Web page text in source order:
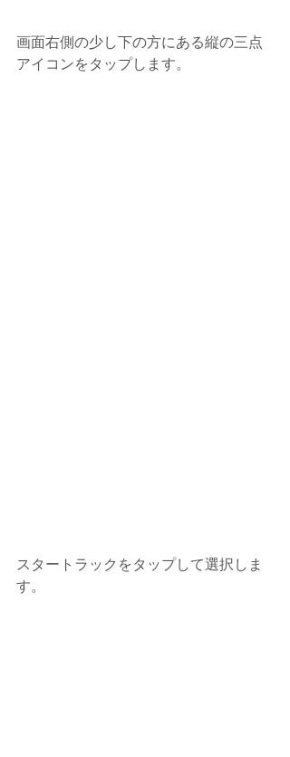
画面右側の少し下の方にある縦の三点
アイコンをタップします。
スタートラックをタップして選択しま
す。